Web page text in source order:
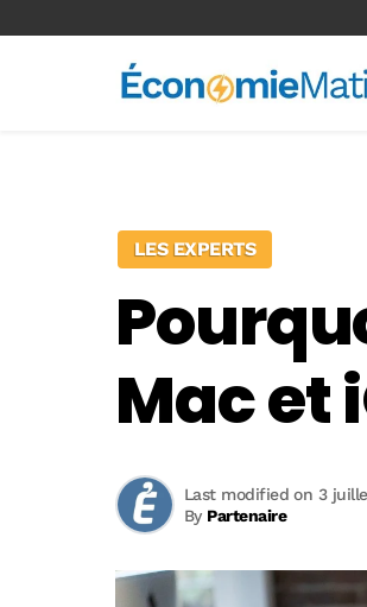
LES EXPERTS
Mac et
By Partenaire
Last modified on 3